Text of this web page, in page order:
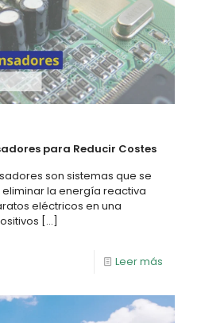
para Reducir Costes
son sistemas que se
la energía reactiva
eléctricos en una
[…]
Leer más